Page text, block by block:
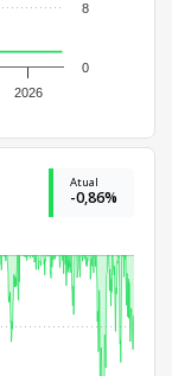
2026
0
8
Atual
-0,86%